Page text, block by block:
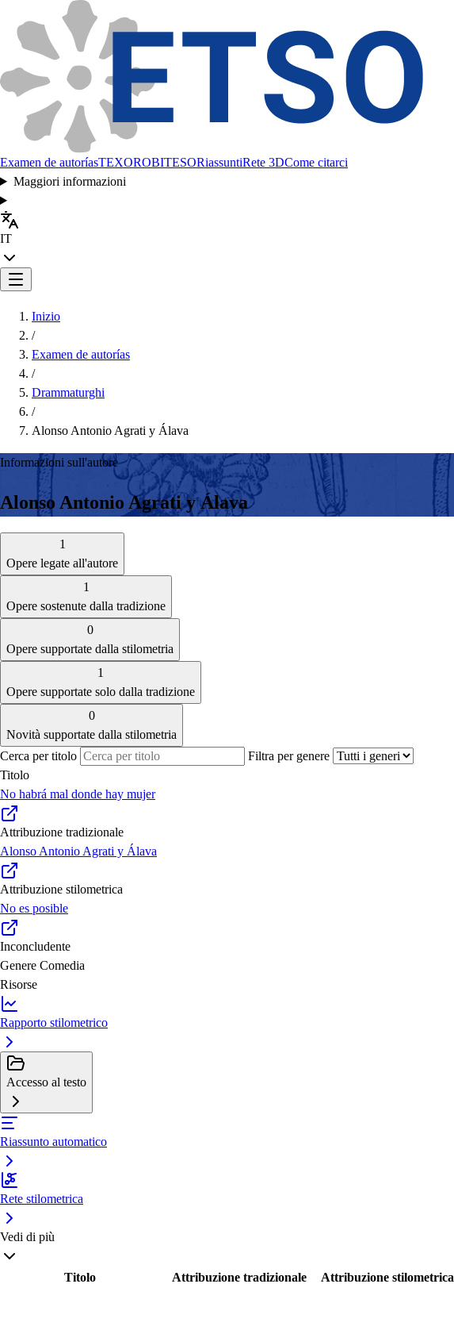
Examen de autoríasTEXOROBITESORiassuntiRete 3DCome citarci
Maggiori informazioni
IT
Inizio
/
Examen de autorías
/
Drammaturghi
/
Alonso Antonio Agrati y Álava
Informazioni sull'autore
Alonso Antonio Agrati y Álava
1
Opere legate all'autore
1
Opere sostenute dalla tradizione
0
Opere supportate dalla stilometria
1
Opere supportate solo dalla tradizione
0
Novità supportate dalla stilometria
Cerca per titolo
Filtra per genere
Titolo
No habrá mal donde hay mujer
Attribuzione tradizionale
Alonso Antonio Agrati y Álava
Attribuzione stilometrica
No es posible
Inconcludente
Genere Comedia
Risorse
Rapporto stilometrico
Accesso al testo
Riassunto automatico
Rete stilometrica
Vedi di più
Titolo Attribuzione tradizionale Attribuzione stilometrica